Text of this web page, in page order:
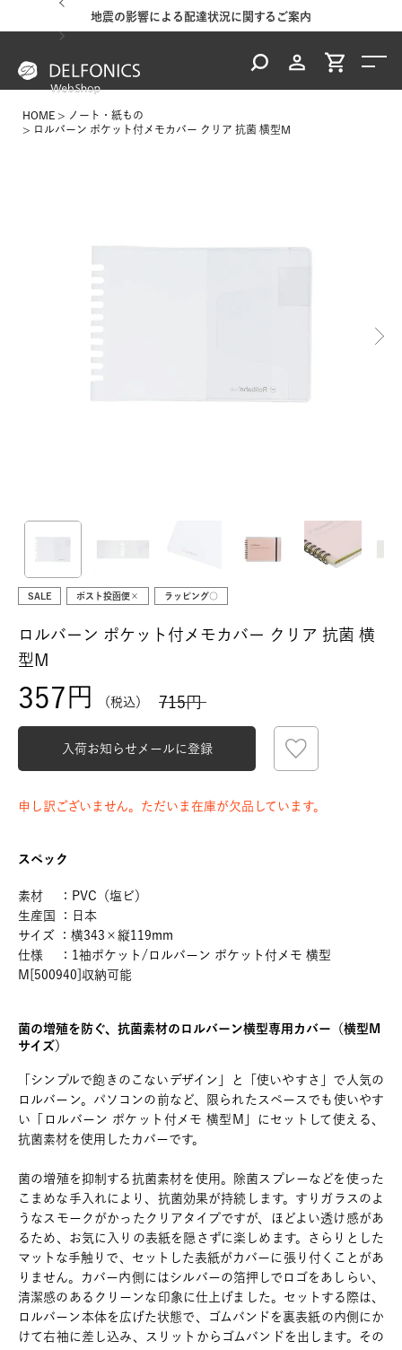
地震の影響による配達状況に関するご案内
HOME
ノート・紙もの
ロルバーン ポケット付メモカバー クリア 抗菌 横型M
SALE ポスト投函便× ラッピング○
ロルバーン ポケット付メモカバー クリア 抗菌 横
型M
715
357 税込
入荷お知らせメールに登録
申し訳ございません。ただいま在庫が欠品しています。
スペック
素材 ：PVC（塩ビ）
生産国 ：日本
サイズ ：横343×縦119mm
仕様 ：1袖ポケット/ロルバーン ポケット付メモ 横型
M[500940]収納可能
菌の増殖を防ぐ、抗菌素材のロルバーン横型専用カバー（横型M
サイズ）
「シンプルで飽きのこないデザイン」と「使いやすさ」で人気の
ロルバーン。パソコンの前など、限られたスペースでも使いやす
い「ロルバーン ポケット付メモ 横型M」にセットして使える、
抗菌素材を使用したカバーです。
菌の増殖を抑制する抗菌素材を使用。除菌スプレーなどを使った
こまめな手入れにより、抗菌効果が持続します。すりガラスのよ
うなスモークがかったクリアタイプですが、ほどよい透け感があ
るため、お気に入りの表紙を隠さずに楽しめます。さらりとした
マットな手触りで、セットした表紙がカバーに張り付くことがあ
りません。カバー内側にはシルバーの箔押しでロゴをあしらい、
清潔感のあるクリーンな印象に仕上げました。セットする際は、
ロルバーン本体を広げた状態で、ゴムバンドを裏表紙の内側にか
けて右袖に差し込み、スリットからゴムバンドを出します。その